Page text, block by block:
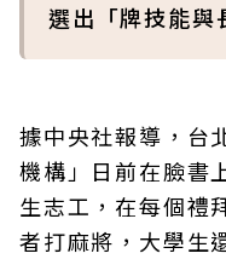
選出「牌技能與
據中央社報導，台
機構」日前在臉書
生志工，在每個禮
者打麻將，大學生